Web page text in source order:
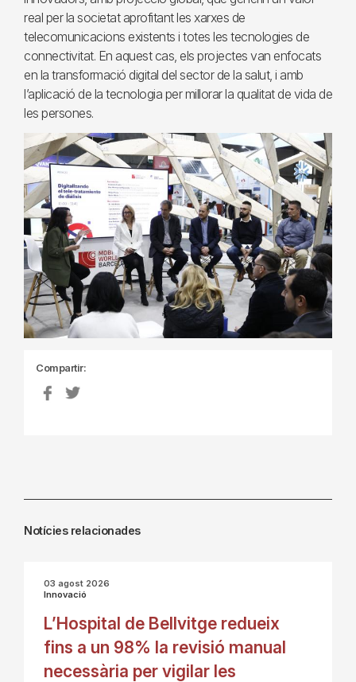
real per la societat aprofitant les xarxes de
telecomunicacions existents i totes les tecnologies de
connectivitat. En aquest cas, els projectes van enfocats
en la transformació digital del sector de la salut, i amb
l’aplicació de la tecnologia per millorar la qualitat de vida de
les persones.
Compartir:
Notícies relacionades
03 agost 2026
Innovació
L’Hospital de Bellvitge redueix
fins a un 98% la revisió manual
necessària per vigilar les